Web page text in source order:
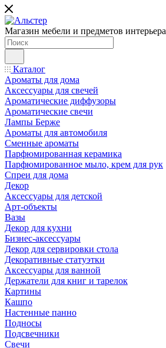
Магазин мебели и предметов интерьера
Каталог
Ароматы для дома
Аксессуары для свечей
Ароматические диффузоры
Ароматические свечи
Лампы Берже
Ароматы для автомобиля
Сменные ароматы
Парфюмированная керамика
Парфюмированное мыло, крем для рук
Спреи для дома
Декор
Аксессуары для детской
Арт-объекты
Вазы
Декор для кухни
Бизнес-аксессуары
Декор для сервировки стола
Декоративные статуэтки
Аксессуары для ванной
Держатели для книг и тарелок
Картины
Кашпо
Настенные панно
Подносы
Подсвечники
Свечи